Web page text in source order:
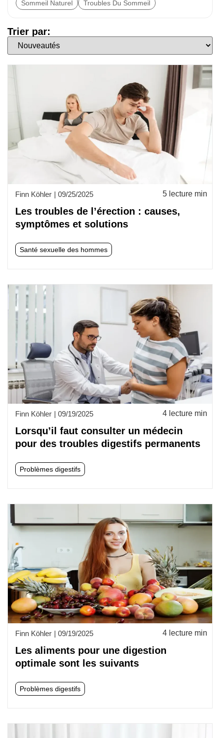
Finn Köhler | 09/25/2025 5 lecture min
Les troubles de l’érection : causes,
symptômes et solutions
Santé sexuelle des hommes
Finn Köhler | 09/19/2025 4 lecture min
Lorsqu’il faut consulter un médecin
pour des troubles digestifs permanents
Problèmes digestifs
Finn Köhler | 09/19/2025 4 lecture min
Les aliments pour une digestion
optimale sont les suivants
Problèmes digestifs
Sommeil Naturel Troubles Du Sommeil
Trier par:
Sort by